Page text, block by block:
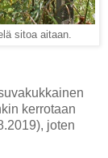
sitoa aitaan.
kerrotaan
joten